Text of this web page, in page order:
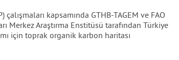
çalışmaları kapsamında GTHB-TAGEM ve FAO
Merkez Araştırma Enstitüsü tarafından Türkiye
için toprak organik karbon haritası